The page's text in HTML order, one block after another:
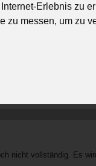
Erlebnis zu
messen, um zu
Informatik
nicht vollständig. Es